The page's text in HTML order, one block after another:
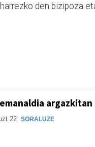
den bizipoza
argazkitan
22 SORALUZE